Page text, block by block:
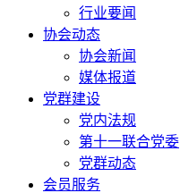
行业要闻
协会动态
协会新闻
媒体报道
党群建设
党内法规
第十一联合党委
党群动态
会员服务